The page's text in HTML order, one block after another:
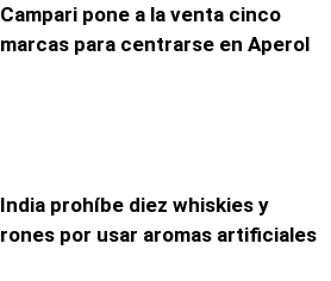
Campari pone a la venta cinco
marcas para centrarse en Aperol
India prohíbe diez whiskies y
rones por usar aromas artificiales